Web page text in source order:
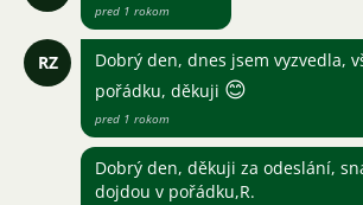
pred 1 rokom
RZ
Dobrý den, dnes jsem vyzvedla,
pořádku, děkuji 😊
pred 1 rokom
Dobrý den, děkuji za odeslání,
dojdou v pořádku,R.